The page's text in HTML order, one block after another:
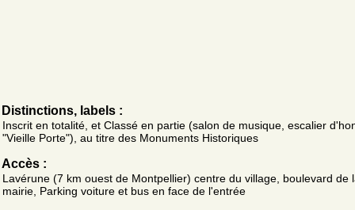
Distinctions, labels :
Inscrit en totalité, et Classé en partie (salon de musique, escalier
"Vieille Porte"), au titre des Monuments Historiques
Accès :
Lavérune (7 km ouest de Montpellier) centre du village, boulevard de
mairie, Parking voiture et bus en face de l'entrée